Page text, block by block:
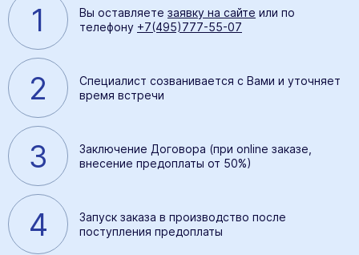
1 Вы оставляете заявку на сайте или по
телефону +7(495)777-55-07
2
Специалист созванивается с Вами и уточняет
время встречи
3
Заключение Договора (при online заказе,
внесение предоплаты от 50%)
4
Запуск заказа в производство после
поступления предоплаты